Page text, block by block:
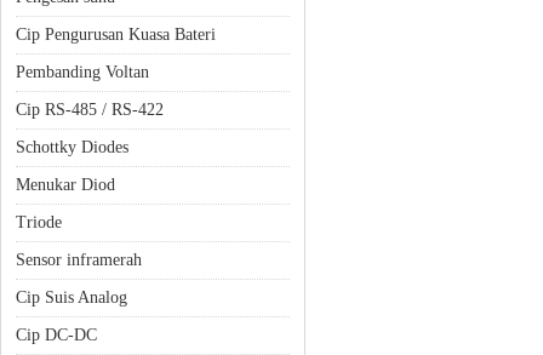
Cip Pengurusan Kuasa Bateri
Pembanding Voltan
Cip RS-485 / RS-422
Schottky Diodes
Menukar Diod
Triode
Sensor inframerah
Cip Suis Analog
Cip DC-DC